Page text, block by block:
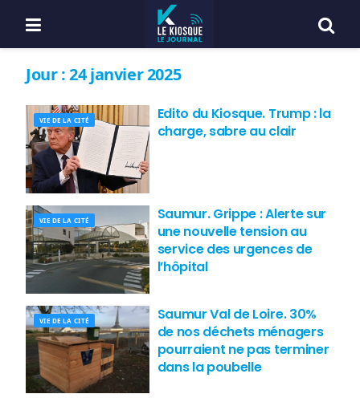
Jour :24 janvier 2025
VIE DE LA CITÉ
Edito du Kiosque. Trump : la
charge, sabre au clair
VIE DE LA CITÉ
Saumur. Grippe : Alerte sur
une nouvelle tension au
service des urgences de
l’hôpital
VIE DE LA CITÉ
Saumur Val de Loire. 30%
de nos déchets ménagers
pourraient ne pas terminer
dans la poubelle